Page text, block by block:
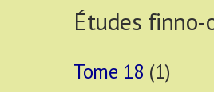
Études finno-
Tome 18 (1)